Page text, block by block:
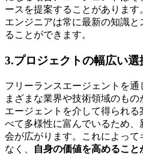
ースを提案することがありま
エンジニアは常に最新の知識と
る ことができます。
3.プロジェクトの幅広い選
フリーランスエージェントを
まざまな業界や技術領域のもの
エージェントを介して得られ
べて多様性に富んでいるため、
会が広がります。
これによっ
なく、
自身の価値を高めること